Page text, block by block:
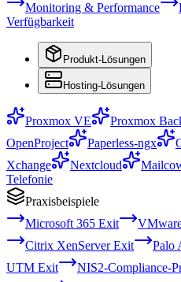
Monitoring & Performance
Verfügbarkeit
Produkt-Lösungen
Hosting-Lösungen
Proxmox VE Proxmox
OpenProject
Paperless-ngx
Xchange
Nextcloud
Telefonie
Praxisbeispiele
Microsoft 365 Exit
Citrix XenServer Exit
Palo
UTM Exit
NIS2-Compliance-